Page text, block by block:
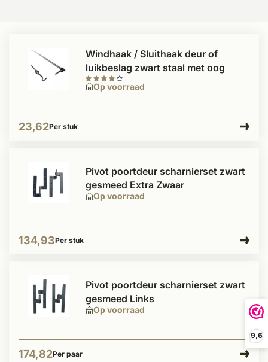
9,6
Op voorraad
Windhaak / Sluithaak deur of
luikbeslag zwart staal met oog
23,62Per stuk
Op voorraad
Pivot poortdeur scharnierset zwart
gesmeed Extra Zwaar
134,93Per stuk
Op voorraad
Pivot poortdeur scharnierset zwart
gesmeed Links
174,82Per paar